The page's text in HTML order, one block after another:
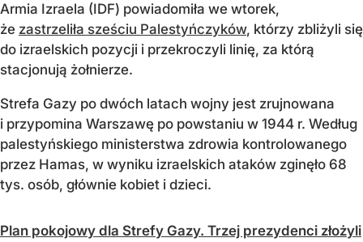
Armia Izraela (IDF) powiadomiła we wtorek,
że zastrzeliła sześciu Palestyńczyków, którzy zbliżyli się
do izraelskich pozycji i przekroczyli linię, za którą
stacjonują żołnierze.
Strefa Gazy po dwóch latach wojny jest zrujnowana
i przypomina Warszawę po powstaniu w 1944 r. Według
palestyńskiego ministerstwa zdrowia kontrolowanego
przez Hamas, w wyniku izraelskich ataków zginęło 68
tys. osób, głównie kobiet i dzieci.
Plan pokojowy dla Strefy Gazy. Trzej prezydenci złożyli